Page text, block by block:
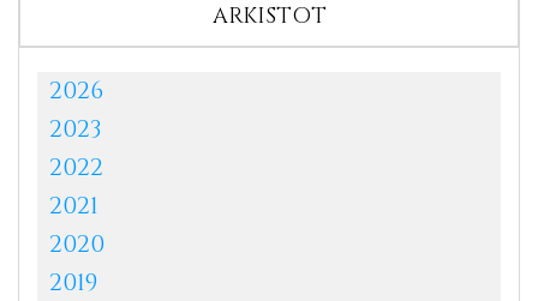
ARKISTOT
2026
2023
2022
2021
2020
2019